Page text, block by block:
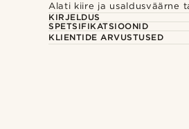
Alati kiire ja usaldusväärne
KIRJELDUS
SPETSIFIKATSIOONID
KLIENTIDE ARVUSTUSED